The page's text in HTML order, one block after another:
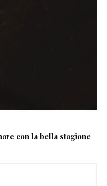
con la bella stagione